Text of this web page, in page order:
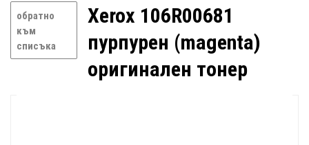
обратно
към
списъка
Xerox 106R00681
пурпурен (magenta)
оригинален тонер